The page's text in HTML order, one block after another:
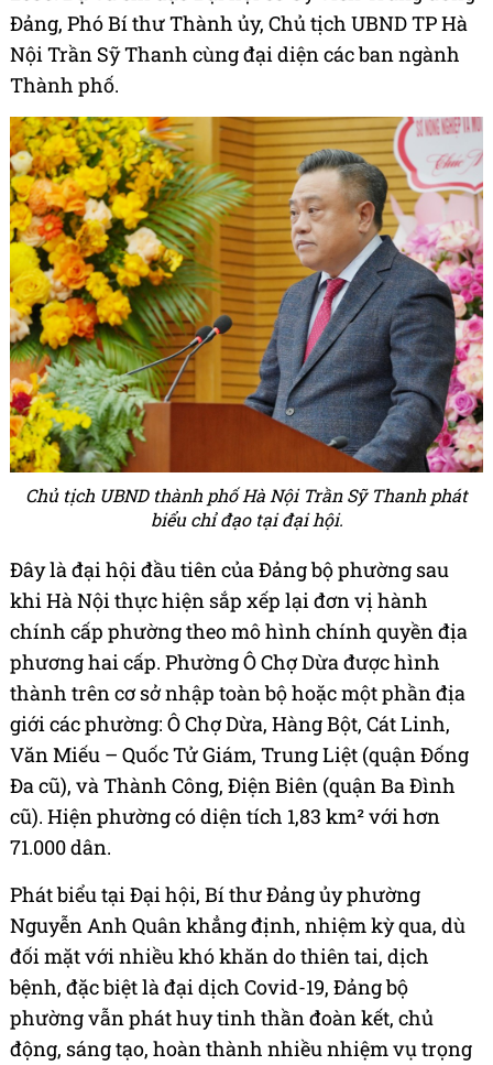
Đảng, Phó Bí thư Thành ủy, Chủ tịch UBND TP Hà
Nội Trần Sỹ Thanh cùng đại diện các ban ngành
Thành phố.
Chủ tịch UBND thành phố Hà Nội Trần Sỹ Thanh phát
biểu chỉ đạo tại đại hội.
Đây là đại hội đầu tiên của Đảng bộ phường sau
khi Hà Nội thực hiện sắp xếp lại đơn vị hành
chính cấp phường theo mô hình chính quyền địa
phương hai cấp. Phường Ô Chợ Dừa được hình
thành trên cơ sở nhập toàn bộ hoặc một phần địa
giới các phường: Ô Chợ Dừa, Hàng Bột, Cát Linh,
Văn Miếu – Quốc Tử Giám, Trung Liệt (quận Đống
Đa cũ), và Thành Công, Điện Biên (quận Ba Đình
cũ). Hiện phường có diện tích 1,83 km² với hơn
71.000 dân.
Phát biểu tại Đại hội, Bí thư Đảng ủy phường
Nguyễn Anh Quân khẳng định, nhiệm kỳ qua, dù
đối mặt với nhiều khó khăn do thiên tai, dịch
bệnh, đặc biệt là đại dịch Covid-19, Đảng bộ
phường vẫn phát huy tinh thần đoàn kết, chủ
động, sáng tạo, hoàn thành nhiều nhiệm vụ trọng